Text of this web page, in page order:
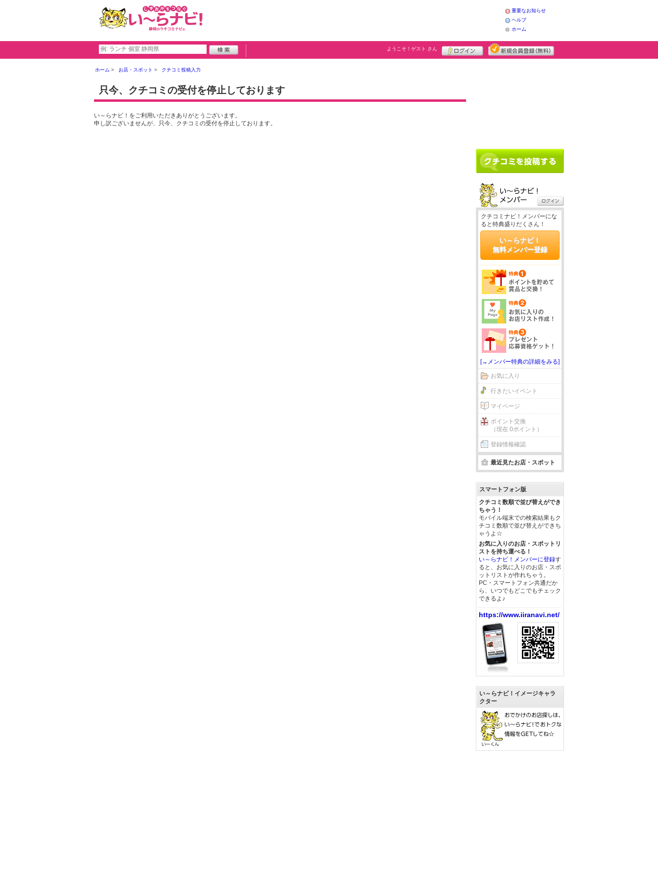
重要なお知らせ
ヘルプ
ホーム
ようこそ！ ゲスト さん
ホーム お店・スポット クチコミ投稿入力
只今、クチコミの受付を停止しております
い～らナビ！をご利用いただきありがとうございます。
申し訳ございませんが、只今、クチコミの受付を停止しております。
クチコミナビ！メンバーにな
ると特典盛りだくさん！
い～らナビ！
無料メンバー登録
[→メンバー特典の詳細をみる]
お気に入り
行きたいイベント
マイページ
ポイント交換
（現在 0ポイント）
登録情報確認
最近見たお店・スポット
スマートフォン版
クチコミ数順で並び替えができ
ちゃう！
モバイル端末での検索結果もク
チコミ数順で並び替えができち
ゃうよ☆
お気に入りのお店・スポットリ
ストを持ち運べる！
い～らナビ！メンバーに登録す
ると、お気に入りのお店・スポ
ットリストが作れちゃう。
PC・スマートフォン共通だか
ら、いつでもどこでもチェック
できるよ♪
https://www.iiranavi.net/
い～らナビ！イメージキャラ
クター